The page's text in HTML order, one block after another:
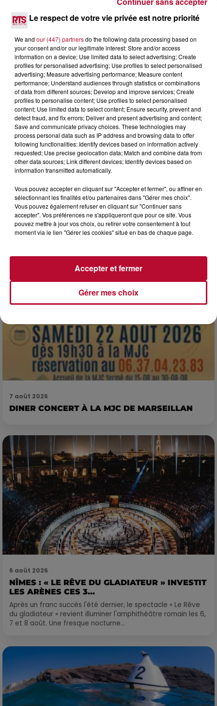
DANS LES ATELIERS D'ARTISANS
Marre des plages bondées et des visites au pas de charge
? La Chambre de Métiers et de l’Artisanat Occitanie
propose une alternative bien plus vivante :...
7 août 2026
NOS IDÉES DE SORTIE POUR CE WEEK-END
Comme tous les vendredis, voici une petite sélection des
rendez-vous à ne pas manquer dans le coin. Que vous ayez
envie de voyager à l'autre bout du monde,...
7 août 2026
DINER CONCERT À LA MJC DE MARSEILLAN
6 août 2026
NÎMES : « LE RÊVE DU GLADIATEUR » INVESTIT
LES ARÈNES CES 3...
Après un franc succès l'été dernier, le spectacle « Le Rêve
du gladiateur » revient illuminer l'amphithéâtre romain les 6,
7 et 8 août. Une fresque nocturne...
Le respect de votre vie privée est notre priorité
We and our (447) partnersdo the following data processing based on
your consent and/or our legitimate interest: Store and/or access
information on a device; Use limited data to select advertising; Create
profiles for personalised advertising; Use profiles to select personalised
advertising; Measure advertising performance; Measure content
performance; Understand audiences through statistics or combinations
of data from different sources; Develop and improve services; Create
profiles to personalise content; Use profiles to select personalised
content; Use limited data to select content; Ensure security, prevent and
detect fraud, and fix errors; Deliver and present advertising and content;
Save and communicate privacy choices. These technologies may
process personal data such as IP address and browsing data to offer
following functionalities: Identify devices based on information actively
requested; Use precise geolocation data; Match and combine data from
other data sources; Link different devices; Identify devices based on
information transmitted automatically.
Vous pouvez accepter en cliquant sur "Accepter et fermer", ou affiner en
sélectionnant les finalités et/ou partenaires dans "Gérer mes choix".
Vous pouvez également refuser en cliquant sur "Continuer sans
accepter". Vos préférences ne s'appliqueront que pour ce site. Vous
pouvez mettre à jour vos choix, ou retirer votre consentement à tout
moment via le lien "Gérer les cookies" situé en bas de chaque page.
Gérer mes choix
Accepter et fermer